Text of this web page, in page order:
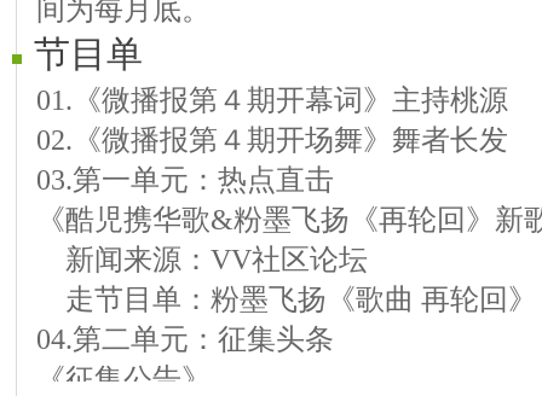
间为每月底。
节目单
01.《微播报第４期开幕词》主持桃源
02.《微播报第４期开场舞》舞者长发
03.第一单元：热点直击
《酷児携华歌&粉墨飞扬《再轮回》新
新闻来源：VV社区论坛
走节目单：粉墨飞扬《歌曲 再轮回》
04.第二单元：征集头条
《征集公告》